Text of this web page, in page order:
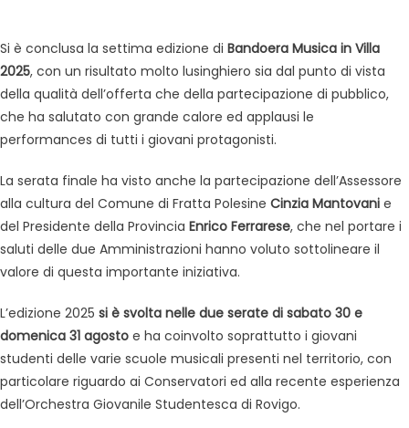
Si è conclusa la settima edizione di Bandoera Musica in Villa
2025, con un risultato molto lusinghiero sia dal punto di vista
della qualità dell’offerta che della partecipazione di pubblico,
che ha salutato con grande calore ed applausi le
performances di tutti i giovani protagonisti.
La serata finale ha visto anche la partecipazione dell’Assessore
alla cultura del Comune di Fratta Polesine Cinzia Mantovani e
del Presidente della Provincia Enrico Ferrarese, che nel portare i
saluti delle due Amministrazioni hanno voluto sottolineare il
valore di questa importante iniziativa.
L’edizione 2025 si è svolta nelle due serate di sabato 30 e
domenica 31 agosto e ha coinvolto soprattutto i giovani
studenti delle varie scuole musicali presenti nel territorio, con
particolare riguardo ai Conservatori ed alla recente esperienza
dell’Orchestra Giovanile Studentesca di Rovigo.